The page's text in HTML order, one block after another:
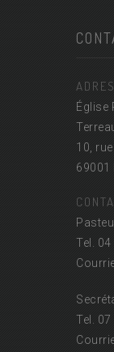
Église
10,
69001
Tel.
Tel.